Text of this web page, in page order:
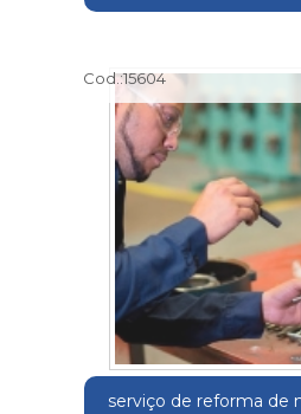
Cod.:15604
serviço de reforma de